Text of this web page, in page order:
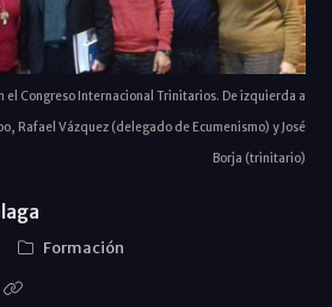
el Congreso Internacional Trinitarios. De izquierda a
Rafael Vázquez (delegado de Ecumenismo) y José
Borja (trinitario)
Formación